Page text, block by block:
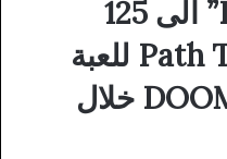
تُوسع دعم “DLSS 4” الى 125
لعبةوتُطلق Path Tracing للعبة
DOOM: The Dark Ages خلال